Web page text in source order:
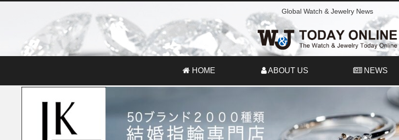
Global Watch & Jewelry News
HOME ABOUT US NEWS